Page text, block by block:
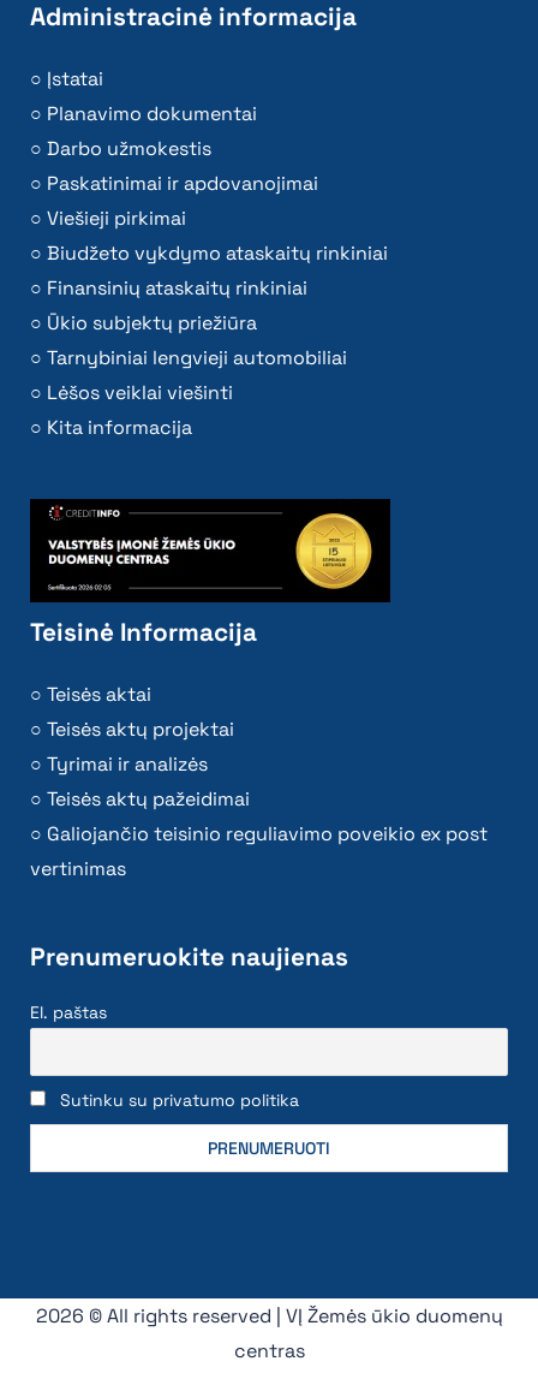
Administracinė informacija
Įstatai
Planavimo dokumentai
Darbo užmokestis
Paskatinimai ir apdovanojimai
Viešieji pirkimai
Biudžeto vykdymo ataskaitų rinkiniai
Finansinių ataskaitų rinkiniai
Ūkio subjektų priežiūra
Tarnybiniai lengvieji automobiliai
Lėšos veiklai viešinti
Kita informacija
Teisinė Informacija
Teisės aktai
Teisės aktų projektai
Tyrimai ir analizės
Teisės aktų pažeidimai
Galiojančio teisinio reguliavimo poveikio ex post
vertinimas
Prenumeruokite naujienas
El. paštas
Sutinku su privatumo politika
2026 © All rights reserved | VĮ Žemės ūkio duomenų
centras